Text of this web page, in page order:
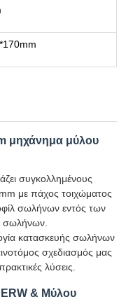
μηχάνημα μύλου
συγκολλημένους
με πάχος τοιχώματος
σωλήνων εντός των
σωλήνων.
κατασκευής σωλήνων
σχεδιασμός μας
λύσεις.
& Μύλου